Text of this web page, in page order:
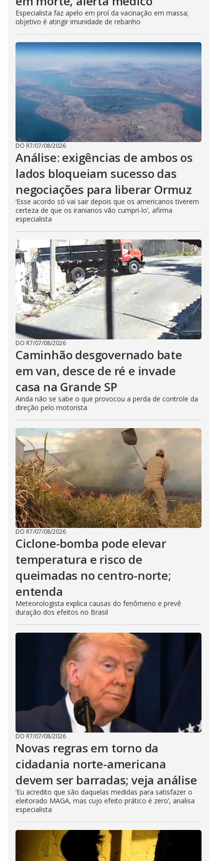
Especialista faz apelo em prol da vacinação em massa;
objetivo é atingir imunidade de rebanho
DO R7/07/08/2026
Análise: exigências de ambos os
lados bloqueiam sucesso das
negociações para liberar Ormuz
‘Esse acordo só vai sair depois que os americanos tiverem
certeza de que os iranianos vão cumpri-lo’, afirma
especialista
DO R7/07/08/2026
Caminhão desgovernado bate
em van, desce de ré e invade
casa na Grande SP
Ainda não se sabe o que provocou a perda de controle da
direção pelo motorista
DO R7/07/08/2026
Ciclone-bomba pode elevar
temperatura e risco de
queimadas no centro-norte;
entenda
Meteorologista explica causas do fenômeno e prevê
duração dos efeitos no Brasil
DO R7/07/08/2026
Novas regras em torno da
cidadania norte-americana
devem ser barradas; veja análise
‘Eu acredito que são daquelas medidas para satisfazer o
eleitorado MAGA, mas cujo efeito prático é zero’, analisa
especialista